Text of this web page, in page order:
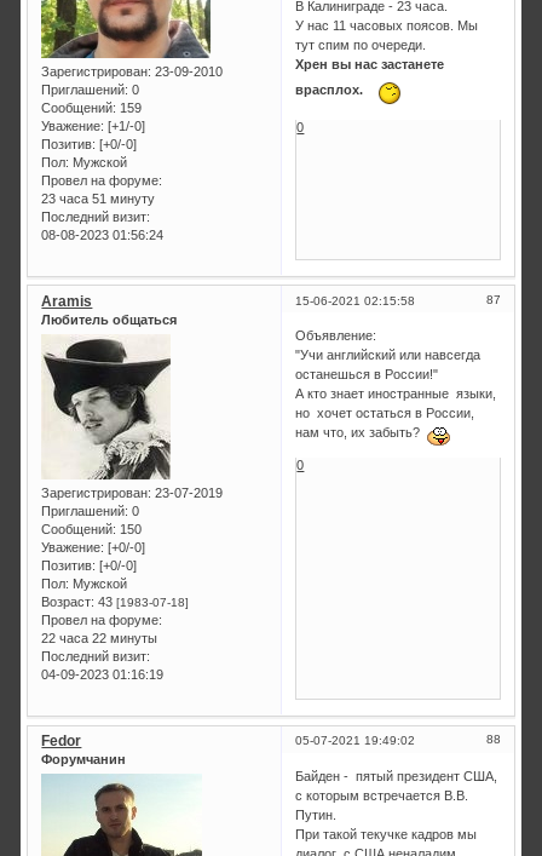
Зарегистрирован: 23-09-2010
Приглашений: 0
Сообщений: 159
Уважение: [+1/-0]
Позитив: [+0/-0]
Пол: Мужской
Провел на форуме:
23 часа 51 минуту
Последний визит:
08-08-2023 01:56:24
В Калиниграде - 23 часа.
У нас 11 часовых поясов. Мы
тут спим по очереди.
Хрен вы нас застанете
врасплох.
0
87
15-06-2021 02:15:58
Aramis
Любитель общаться
Зарегистрирован: 23-07-2019
Приглашений: 0
Сообщений: 150
Уважение: [+0/-0]
Позитив: [+0/-0]
Пол: Мужской
Возраст: 43[1983-07-18]
Провел на форуме:
22 часа 22 минуты
Последний визит:
04-09-2023 01:16:19
Объявление:
"Учи английский или навсегда
останешься в России!"
А кто знает иностранные языки,
но хочет остаться в России,
нам что, их забыть?
0
88
05-07-2021 19:49:02
Fedor
Форумчанин
Байден - пятый президент США,
с которым встречается В.В.
Путин.
При такой текучке кадров мы
диалог с США неналадим.